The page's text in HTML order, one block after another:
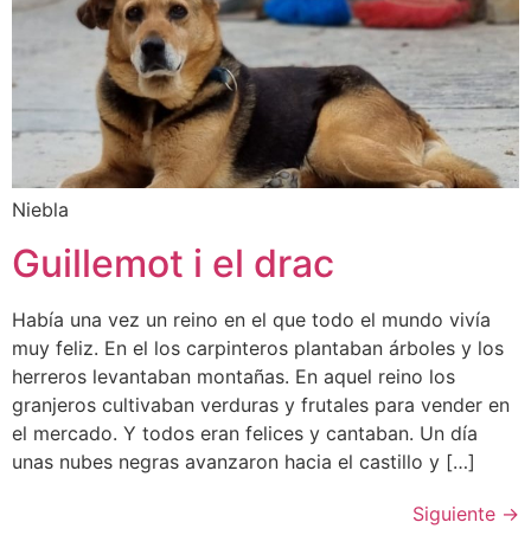
Niebla
Guillemot i el drac
Había una vez un reino en el que todo el mundo vivía
muy feliz. En el los carpinteros plantaban árboles y los
herreros levantaban montañas. En aquel reino los
granjeros cultivaban verduras y frutales para vender en
el mercado. Y todos eran felices y cantaban. Un día
unas nubes negras avanzaron hacia el castillo y […]
Siguiente →